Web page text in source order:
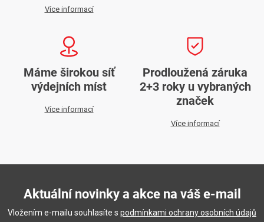
Více informací
Máme širokou síť
výdejních míst
Více informací
Prodloužená záruka
2+3 roky u vybraných
značek
Více informací
Aktuální novinky a akce na váš e-mail
Vložením e-mailu souhlasíte s podmínkami ochrany osobních údajů